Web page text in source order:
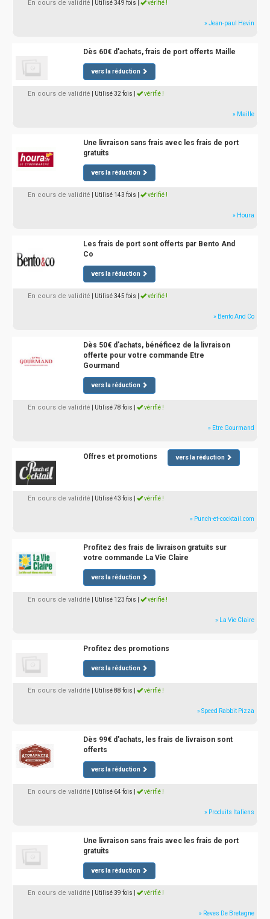
En cours de validité | Utilisé 349 fois vérifié !
» Jean-paul Hevin
Dès 60€ d'achats, frais de port offerts Maille
vers la réduction
En cours de validité | Utilisé 32 fois vérifié !
» Maille
Une livraison sans frais avec les frais de port
gratuits
vers la réduction
En cours de validité | Utilisé 143 fois vérifié !
» Houra
Les frais de port sont offerts par Bento And
Co
vers la réduction
En cours de validité | Utilisé 345 fois vérifié !
» Bento And Co
Dès 50€ d'achats, bénéficez de la livraison
offerte pour votre commande Etre
Gourmand
vers la réduction
En cours de validité | Utilisé 78 fois vérifié !
» Etre Gourmand
Offres et promotions vers la réduction
En cours de validité | Utilisé 43 fois vérifié !
» Punch-et-cocktail.com
Profitez des frais de livraison gratuits sur
votre commande La Vie Claire
vers la réduction
En cours de validité | Utilisé 123 fois vérifié !
» La Vie Claire
Profitez des promotions
vers la réduction
En cours de validité | Utilisé 88 fois vérifié !
» Speed Rabbit Pizza
Dès 99€ d'achats, les frais de livraison sont
offerts
vers la réduction
En cours de validité | Utilisé 64 fois vérifié !
» Produits Italiens
Une livraison sans frais avec les frais de port
gratuits
vers la réduction
En cours de validité | Utilisé 39 fois vérifié !
» Reves De Bretagne